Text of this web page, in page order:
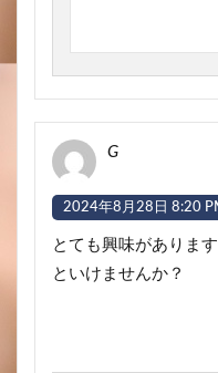
G
2024年8月28日 8:20
とても興味がありま
といけませんか？